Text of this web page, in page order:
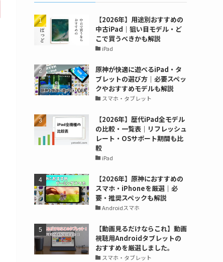
【2026年】用途別おすすめの
中古iPad｜狙い目モデル・ど
こで買うべきかも解説
iPad
原神が快適に遊べるiPad・タ
ブレットの選び方｜必要スペッ
クやおすすめモデルも解説
スマホ・タブレット
【2026年】歴代iPad全モデル
の比較・一覧表｜リフレッシュ
レート・OSサポート期間も比
較
iPad
【2026年】原神におすすめの
スマホ・iPhoneを厳選｜必
要・推奨スペックも解説
Androidスマホ
【動画見るだけならこれ】動画
視聴用Androidタブレットの
おすすめを厳選しました。
スマホ・タブレット